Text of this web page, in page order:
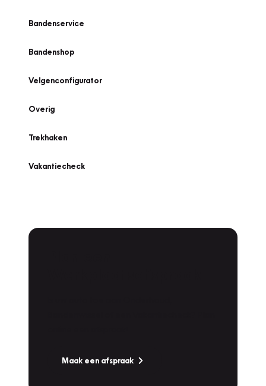
Bandenservice
Bandenshop
Velgenconfigurator
Overig
Trekhaken
Vakantiecheck
Maak een afspraak